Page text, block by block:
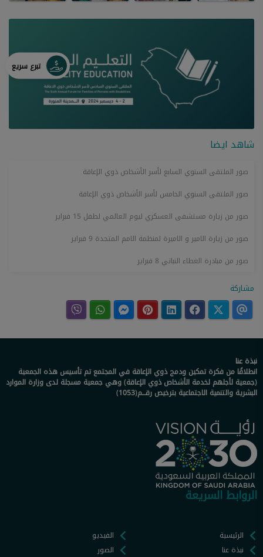
شاهد ايضا
صور الملتقى السنوي السابع لأسر الأشخاص ذوي الإعاقة
صور الملتقى السنوي الخامس لأسر الأشخاص ذوي الإعاقة
صور من زيارة مستشفى العسكري ليوم العالمي لطفل 15 فبراير
صور من زيارة الامير و الاميرة لمنظمة الامم المتحدة 9 فبراير
صور من مبادرة الغطاء النباتي 8 فبراير
مشاركة
نبذة عنا
انطلاقًا من فكرة تمكين ودمج ذوي الإعاقة في المجتمع تم تأسيس هذه الجمعية
(جمعية لأجلهم لخدمة الأشخاص ذوي الإعاقة) وهي جمعية مسجلة لدى وزارة الموارد
البشرية والتنمية الاجتماعية بترخيص رقـــم(1053)
الروابط السريعة
الرئيسية
نبذة عنا
الفيديو
الصور
تبرع سريع